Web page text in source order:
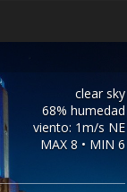
clear sky
68% humedad
viento: 1m/s NE
MAX 8 • MIN 6